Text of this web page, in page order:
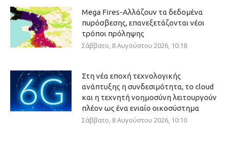
Mega Fires-Αλλάζουν τα δεδομένα
πυρόσβεσης, επανεξετάζονται νέοι
τρόποι πρόληψης
Σάββατο, 8 Αυγούστου 2026, 10:18
Στη νέα εποχή τεχνολογικής
ανάπτυξης η συνδεσιμότητα, το cloud
και η τεχνητή νοημοσύνη λειτουργούν
πλέον ως ένα ενιαίο οικοσύστημα
Σάββατο, 8 Αυγούστου 2026, 10:10